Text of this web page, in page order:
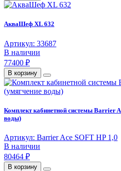
АкваШеф XL 632
Артикул: 33687
В наличии
77400 ₽
В корзину
Комплект кабинетной системы Barrier
воды)
Артикул: Barrier Ace SOFT HP 1,0
В наличии
80464 ₽
В корзину